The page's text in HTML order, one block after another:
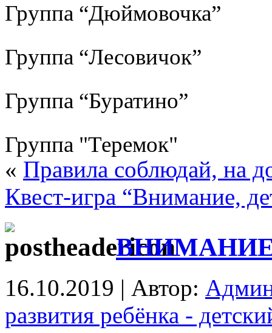
Группа “Дюймовочка”
Группа “Лесовичок”
Группа “Буратино”
Группа "Теремок"
« Правила соблюдай, на
Квест-игра “Внимание,
16.10.2019 | Автор:
развития ребёнка -